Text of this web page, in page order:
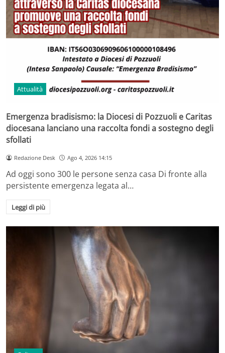
Attualità
Emergenza bradisismo: la Diocesi di Pozzuoli e Caritas
diocesana lanciano una raccolta fondi a sostegno degli
sfollati
Redazione Desk Ago 4, 2026 14:15
Ad oggi sono 300 le persone senza casa Di fronte alla
persistente emergenza legata al…
Leggi di più